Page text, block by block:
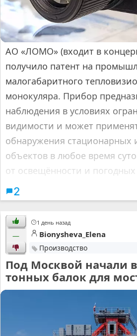
АО «ЛОМО» (входит в
получило патент на
малогабаритного
монокуляра. Прибор
наблюдения в условиях
видимости и может
обнаружения стационарных
объектов в любое время
от освещённости и погодных
2
1 день назад
— Bionysheva_Elena
Производство
Под Москвой начали
тонных балок для